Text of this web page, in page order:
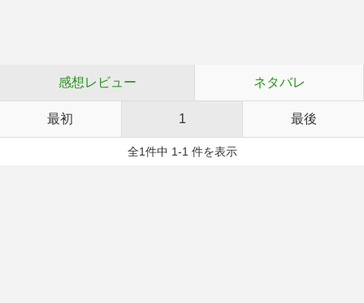
感想レビュー ネタバレ
最初 1 最後
全1件中 1-1 件を表示